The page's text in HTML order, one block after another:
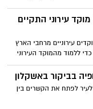
מוקד עירוני התקיים
עירוניים מרחבי הארץ
ללמוד מהמוקד העירוני
הפעילות בימי מבצע 'צוק
בביקור באשקלון
לעיר לפתח את הקשרים בין